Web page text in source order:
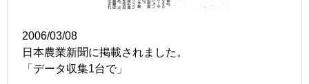
2006/03/08
日本農業新聞に掲載されました。
「データ収集1台で」